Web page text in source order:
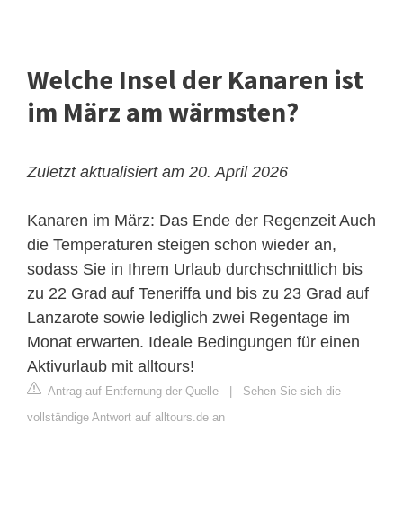
Welche Insel der Kanaren ist
im März am wärmsten?
Zuletzt aktualisiert am 20. April 2026
Kanaren im März: Das Ende der Regenzeit Auch
die Temperaturen steigen schon wieder an,
sodass Sie in Ihrem Urlaub durchschnittlich bis
zu 22 Grad auf Teneriffa und bis zu 23 Grad auf
Lanzarote sowie lediglich zwei Regentage im
Monat erwarten. Ideale Bedingungen für einen
Aktivurlaub mit alltours!
Antrag auf Entfernung der Quelle
Sehen Sie sich die
vollständige Antwort auf alltours.de an